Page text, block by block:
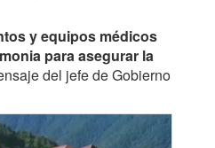
y equipos médicos
para asegurar la
del jefe de Gobierno